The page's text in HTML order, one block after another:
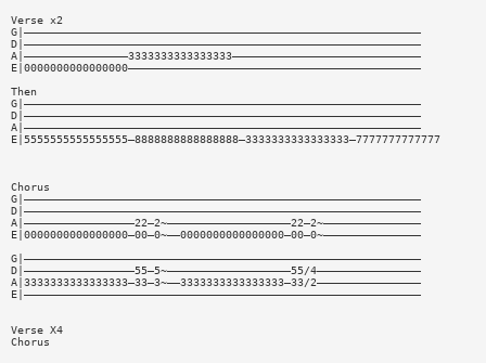
Verse x2
G|—————————————————————————————————————————————————————————————
D|—————————————————————————————————————————————————————————————
A|————————————————3333333333333333—————————————————————————————
E|0000000000000000—————————————————————————————————————————————
Then
G|—————————————————————————————————————————————————————————————
D|—————————————————————————————————————————————————————————————
A|—————————————————————————————————————————————————————————————
E|5555555555555555—8888888888888888—3333333333333333—7777777777777
Chorus
G|—————————————————————————————————————————————————————————————
D|—————————————————————————————————————————————————————————————
A|—————————————————22—2~———————————————————22—2~———————————————
E|0000000000000000—00—0~——0000000000000000—00—0~———————————————
G|—————————————————————————————————————————————————————————————
D|—————————————————55—5~———————————————————55/4————————————————
A|3333333333333333—33—3~——3333333333333333—33/2————————————————
E|—————————————————————————————————————————————————————————————
Verse X4
Chorus